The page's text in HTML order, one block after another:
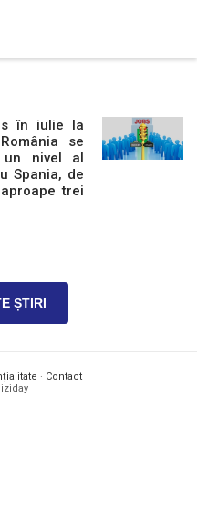
în iulie la
se
un nivel al
Spania, de
trei
ȘTIRI
· Contact